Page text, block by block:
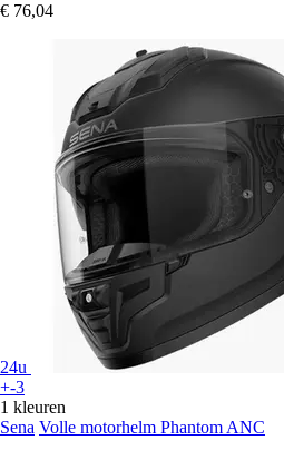
€ 76,04
24u
+-3
1 kleuren
Sena Volle motorhelm Phantom ANC